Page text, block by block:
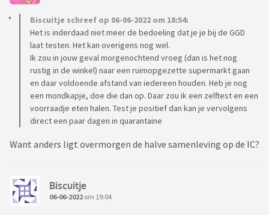
Biscuitje schreef op 06-06-2022 om 18:54:
Het is inderdaad niet meer de bedoeling dat je je bij de GGD
laat testen. Het kan overigens nog wel.
Ik zou in jouw geval morgenochtend vroeg (dan is het nog
rustig in de winkel) naar een ruimopgezette supermarkt gaan
en daar voldoende afstand van iedereen houden. Heb je nog
een mondkapje, doe die dan op. Daar zou ik een zelftest en een
voorraadje eten halen. Test je positief dan kan je vervolgens
direct een paar dagen in quarantaine
Want anders ligt overmorgen de halve samenleving op de IC?
Biscuitje
06-06-2022 om 19:04